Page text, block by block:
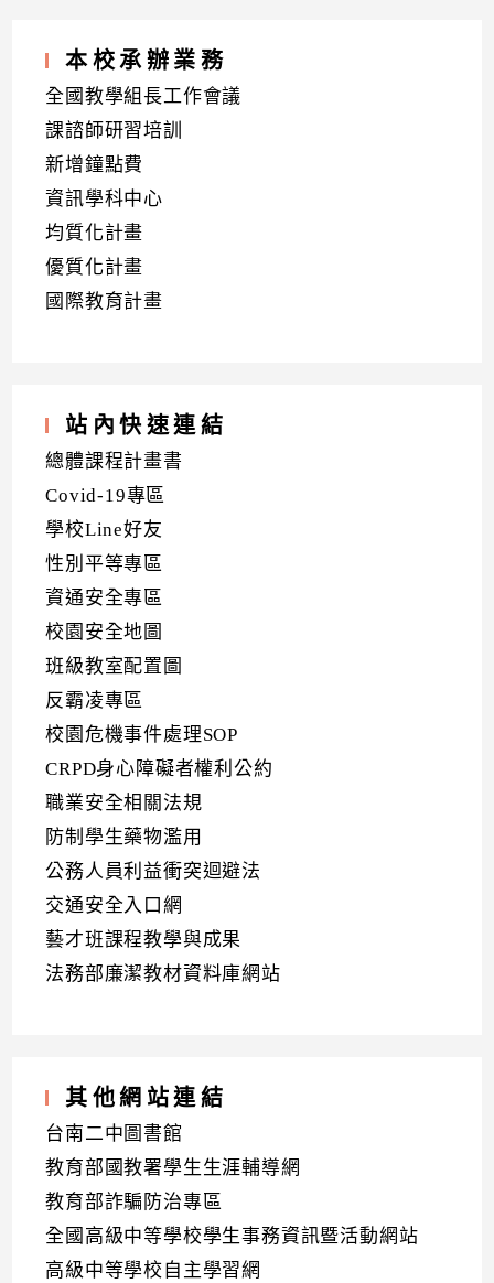
本校承辦業務
全國教學組長工作會議
課諮師研習培訓
新增鐘點費
資訊學科中心
均質化計畫
優質化計畫
國際教育計畫
站內快速連結
總體課程計畫書
Covid-19專區
學校Line好友
性別平等專區
資通安全專區
校園安全地圖
班級教室配置圖
反霸凌專區
校園危機事件處理SOP
CRPD身心障礙者權利公約
職業安全相關法規
防制學生藥物濫用
公務人員利益衝突迴避法
交通安全入口網
藝才班課程教學與成果
法務部廉潔教材資料庫網站
其他網站連結
台南二中圖書館
教育部國教署學生生涯輔導網
教育部詐騙防治專區
全國高級中等學校學生事務資訊暨活動網站
高級中等學校自主學習網